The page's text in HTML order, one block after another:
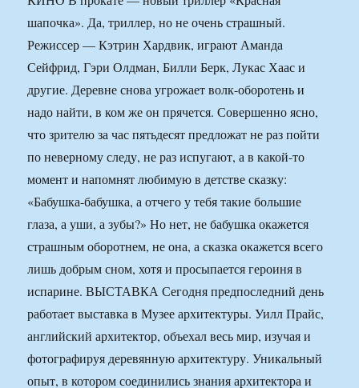
шапочка». Да, триллер, но не очень страшный.
Режиссер — Кэтрин Хардвик, играют Аманда
Сейфрид, Гэри Олдман, Билли Берк, Лукас Хаас и
другие. Деревне снова угрожает волк-оборотень и
надо найти, в ком же он прячется. Совершенно ясно,
что зрителю за час пятьдесят предложат не раз пойти
по неверному следу, не раз испугают, а в какой-то
момент и напомнят любимую в детстве сказку:
«Бабушка-бабушка, а отчего у тебя такие большие
глаза, а уши, а зубы?» Но нет, не бабушка окажется
страшным оборотнем, не она, а сказка окажется всего
лишь добрым сном, хотя и просыпается героиня в
испарине. ВЫСТАВКА Сегодня предпоследний день
работает выставка в Музее архитектуры. Уилл Прайс,
английский архитектор, объехал весь мир, изучая и
фотографируя деревянную архитектуру. Уникальный
опыт, в котором соединились знания архитектора и